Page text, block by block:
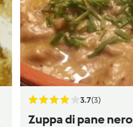
3.7(3)
Zuppa di pane nero